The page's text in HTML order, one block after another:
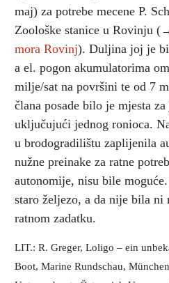
maj) za potrebe mecene P.
Zoološke stanice u Rovinju
mora Rovinj). Duljina joj je
a el. pogon akumulatorima
milje/sat na površini te od 7
člana posade bilo je mjesta
uključujući jednog ronioca.
u brodogradilištu zaplijenila
nužne preinake za ratne
autonomije, nisu bile
staro željezo, a da nije bila ni
ratnom zadatku.
LIT.: R. Greger, Loligo – ein
Boot, Marine Rundschau,